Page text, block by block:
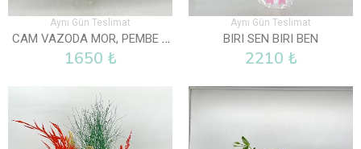
Aynı Gün Teslimat
CAM VAZODA MOR, PEMBE VE BEYAZ LISYANTUS
1650 ₺
Aynı Gün Teslimat
BIRI SEN BIRI BEN
2210 ₺